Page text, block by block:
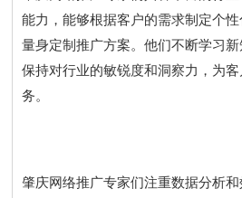
能力，能够根据客户的需求制定个
量身定制推广方案。他们不断学习
保持对行业的敏锐度和洞察力，为
务。
肇庆网络推广专家们注重数据分析